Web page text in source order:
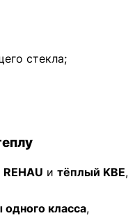
стекла;
и тёплый KBE,
класса,